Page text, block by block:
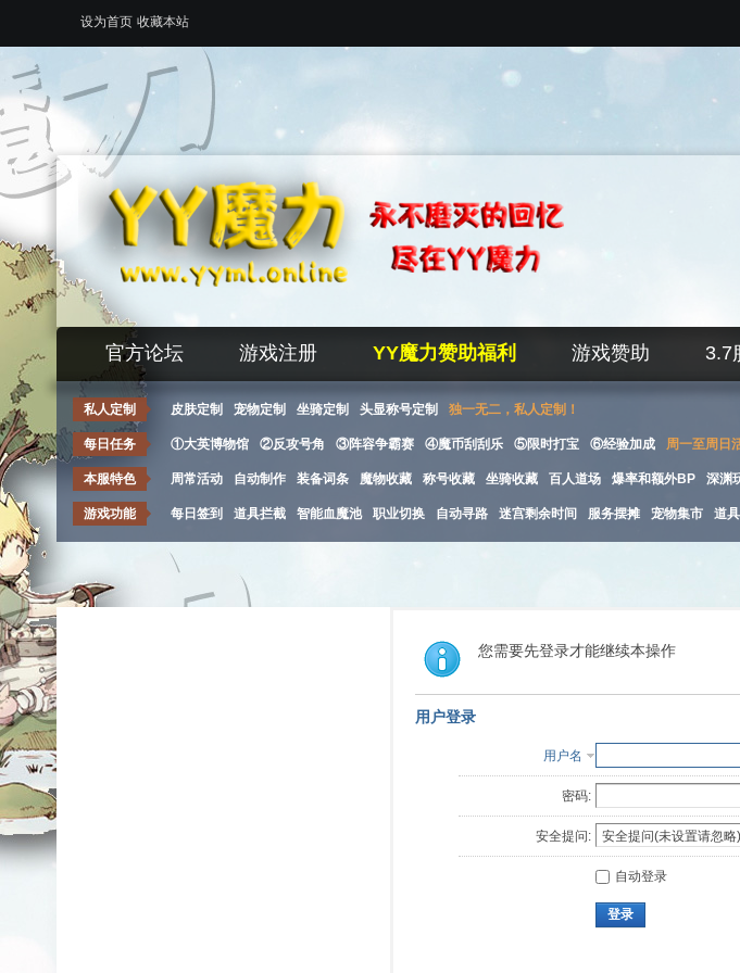
设为首页 收藏本站
官方论坛 游戏注册 YY魔力赞助福利 游戏赞助 3.7
私人定制 皮肤定制 宠物定制 坐骑定制 头显称号定制 独一无二，私人定制！
每日任务 ①大英博物馆 ②反攻号角 ③阵容争霸赛 ④魔币刮刮乐 ⑤限时打宝 ⑥经验加成 周一至周日
本服特色 周常活动 自动制作 装备词条 魔物收藏 称号收藏 坐骑收藏 百人道场 爆率和额外BP 深渊
游戏功能 每日签到 道具拦截 智能血魔池 职业切换 自动寻路 迷宫剩余时间 服务摆摊 宠物集市 道
您需要先登录才能继续本操作
用户登录
用户名
密码:
安全提问:
自动登录
登录